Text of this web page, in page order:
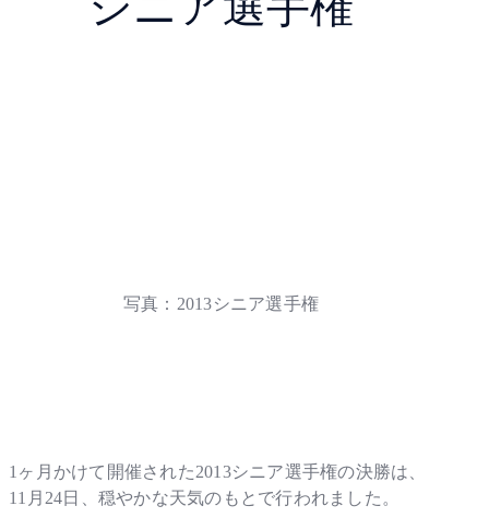
写真：2013シニア選手権
1ヶ月かけて開催された2013シニア選手権の決勝は、
11月24日、穏やかな天気のもとで行われました。